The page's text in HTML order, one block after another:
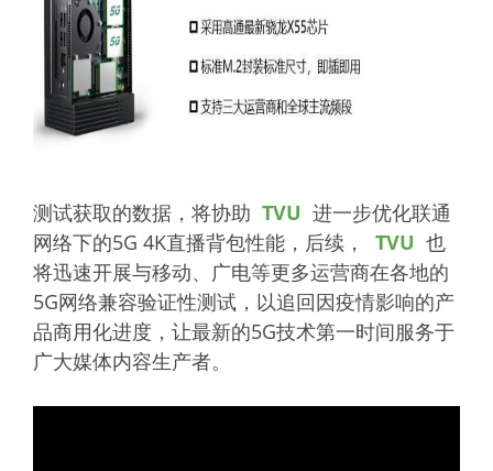
测试获取的数据，将协助 TVU 进一步优化联通
网络下的5G 4K直播背包性能，后续， TVU 也
将迅速开展与移动、广电等更多运营商在各地的
5G网络兼容验证性测试，以追回因疫情影响的产
品商用化进度，让最新的5G技术第一时间服务于
广大媒体内容生产者。